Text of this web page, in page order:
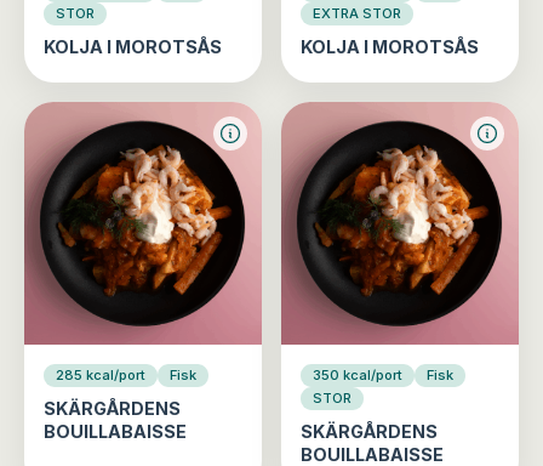
STOR
KOLJA I MOROTSÅS
EXTRA STOR
KOLJA I MOROTSÅS
285 kcal/port Fisk
SKÄRGÅRDENS
BOUILLABAISSE
350 kcal/port
Fisk
STOR
SKÄRGÅRDENS
BOUILLABAISSE